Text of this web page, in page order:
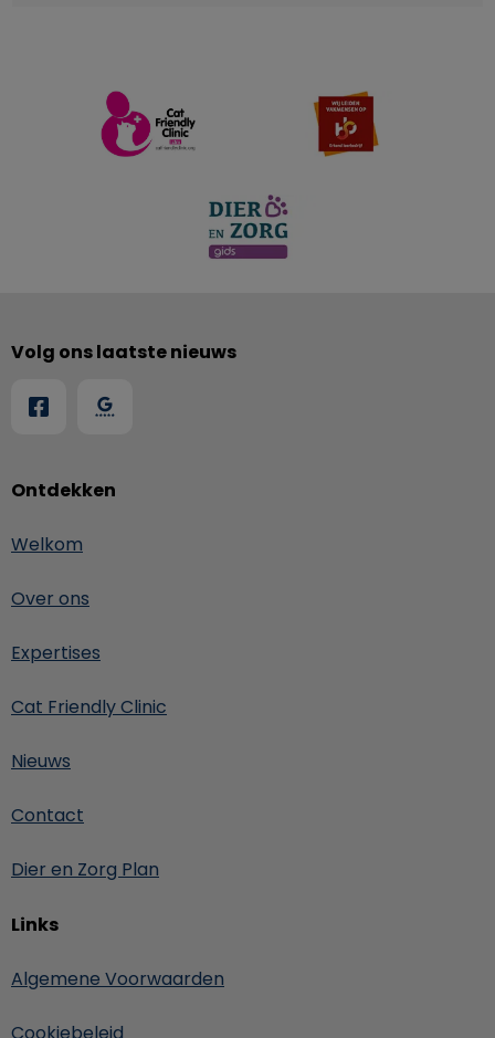
Ontdekken
Welkom
Over ons
Expertises
Cat Friendly Clinic
Nieuws
Contact
Dier en Zorg Plan
Links
Algemene Voorwaarden
Volg ons laatste nieuws